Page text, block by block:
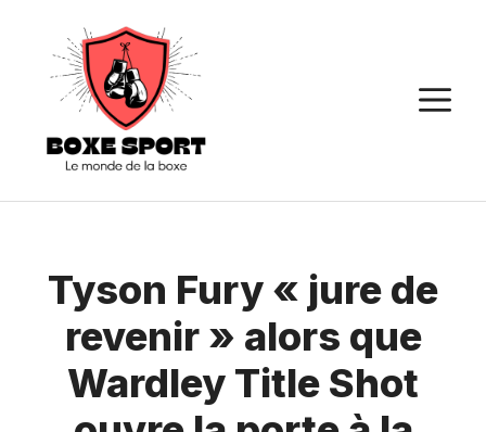
contenu
Tyson Fury « jure de
revenir » alors que
Wardley Title Shot